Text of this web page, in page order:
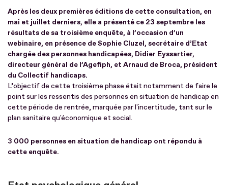
Après les deux premières éditions de cette consultation, en
mai et juillet derniers, elle a présenté ce 23 septembre les
résultats de sa troisième enquête, à l’occasion d’un
webinaire, en présence de Sophie Cluzel, secrétaire d’Etat
chargée des personnes handicapées, Didier Eyssartier,
directeur général de l’Agefiph, et Arnaud de Broca, président
du Collectif handicaps.
L’objectif de cette troisième phase était notamment de faire le
point sur les ressentis des personnes en situation de handicap en
cette période de rentrée, marquée par l'incertitude, tant sur le
plan sanitaire qu'économique et social.
3 000 personnes en situation de handicap ont répondu à
cette enquête.